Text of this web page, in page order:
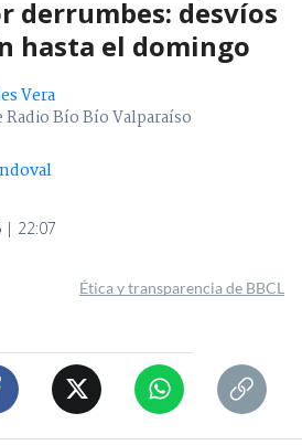
derrumbes: desvíos
hasta el domingo
Vera
Radio Bío Bío Valparaíso
| 22:07
Ética y transparencia de BBCL